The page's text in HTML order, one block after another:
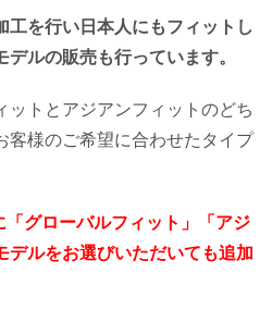
工を行い日本人にもフィットし
ルの販売も行っています。
ットとアジアンフィットのどち
客様のご希望に合わせたタイプ
グローバルフィット」「アジ
デルをお選びいただいても追加